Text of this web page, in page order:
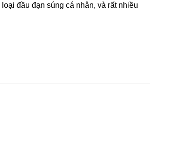
đầu đạn súng cá nhân, và rất nhiều